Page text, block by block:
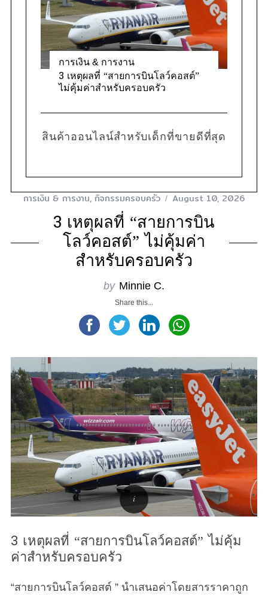
การเงิน & การงาน
3 เหตุผลที่ “สายการบินโลว์คอสต์”
ไม่คุ้มค่าสำหรับครอบครัว
สินค้าออนไลน์สำหรับเด็กที่ขายดีที่สุด
การเงิน & การงาน, กิจกรรมครอบครัว August 10, 2026
3 เหตุผลที่ “สายการบิน
โลว์คอสต์” ไม่คุ้มค่า
สำหรับครอบครัว
by Minnie C.
Share this...
3 เหตุผลที่ “สายการบินโลว์คอสต์” ไม่คุ้ม
ค่าสำหรับครอบครัว
“สายการบินโลว์คอสต์ ” นำเสนอค่าโดยสารราคาถูก